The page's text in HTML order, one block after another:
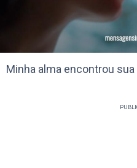
Minha alma encontrou